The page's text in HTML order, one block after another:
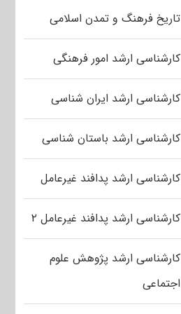
تاریخ فرهنگ و تمدن اسلامی
کارشناسی ارشد امور فرهنگی
کارشناسی ارشد ایران شناسی
کارشناسی ارشد باستان شناسی
کارشناسی ارشد پدافند غیرعامل
کارشناسی ارشد پدافند غیرعامل ۲
کارشناسی ارشد پژوهش علوم
اجتماعی